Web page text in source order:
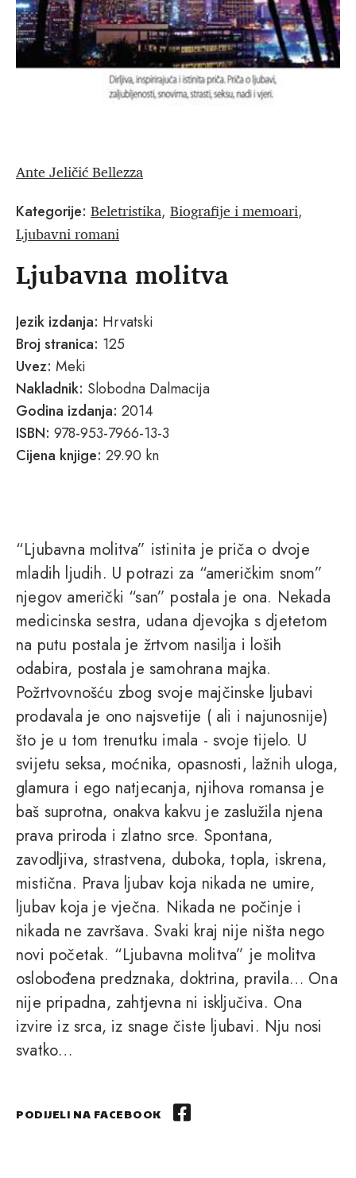
Ante Jeličić Bellezza
Kategorije: Beletristika, Biografije i memoari,
Ljubavni romani
Ljubavna molitva
Jezik izdanja: Hrvatski
Broj stranica: 125
Uvez: Meki
Nakladnik: Slobodna Dalmacija
Godina izdanja: 2014
ISBN: 978-953-7966-13-3
Cijena knjige: 29.90 kn
“Ljubavna molitva” istinita je priča o dvoje
mladih ljudih. U potrazi za “američkim snom”
njegov američki “san” postala je ona. Nekada
medicinska sestra, udana djevojka s djetetom
na putu postala je žrtvom nasilja i loših
odabira, postala je samohrana majka.
Požrtvovnošću zbog svoje majčinske ljubavi
prodavala je ono najsvetije ( ali i najunosnije)
što je u tom trenutku imala - svoje tijelo. U
svijetu seksa, moćnika, opasnosti, lažnih uloga,
glamura i ego natjecanja, njihova romansa je
baš suprotna, onakva kakvu je zaslužila njena
prava priroda i zlatno srce. Spontana,
zavodljiva, strastvena, duboka, topla, iskrena,
mistična. Prava ljubav koja nikada ne umire,
ljubav koja je vječna. Nikada ne počinje i
nikada ne završava. Svaki kraj nije ništa nego
novi početak. “Ljubavna molitva” je molitva
oslobođena predznaka, doktrina, pravila… Ona
nije pripadna, zahtjevna ni isključiva. Ona
izvire iz srca, iz snage čiste ljubavi. Nju nosi
svatko…
PODIJELI NA FACEBOOK